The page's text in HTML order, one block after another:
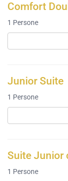
Comfort
1 Persone
Junior Suite
1 Persone
Suite Junior
1 Persone